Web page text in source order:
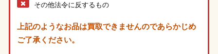
その他法令に反するもの
上記のようなお品は買取できませんのであらかじめ
ご了承ください。